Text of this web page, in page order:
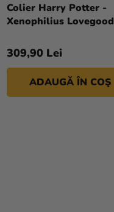
Colier Harry Potter -
Xenophilius Lovegood
309,90 Lei
ADAUGĂ ÎN COŞ